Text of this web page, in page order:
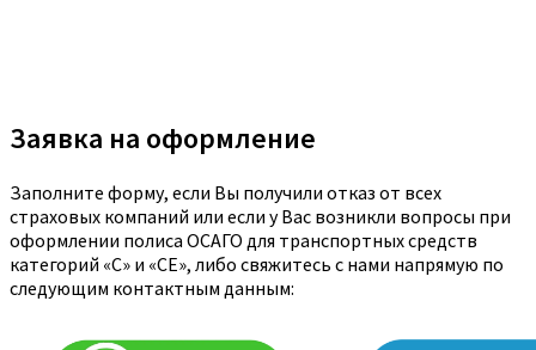
Заявка на оформление
Заполните форму, если Вы получили отказ от всех
страховых компаний или если у Вас возникли вопросы при
оформлении полиса ОСАГО для транспортных средств
категорий «C» и «CE», либо свяжитесь с нами напрямую по
следующим контактным данным: